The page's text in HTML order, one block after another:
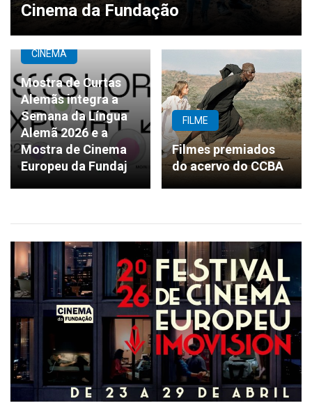
Cinema da Fundação
CINEMA
Mostra de Curtas
Alemãs integra a
Semana da Língua
Alemã 2026 e a
Mostra de Cinema
Europeu da Fundaj
FILME
Filmes premiados
do acervo do CCBA